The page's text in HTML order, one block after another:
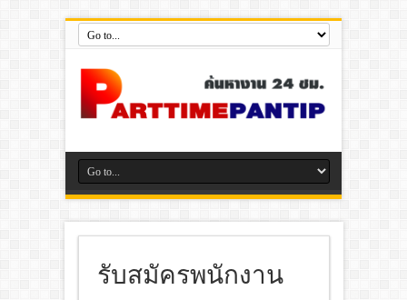
รับสมัครพนักงาน